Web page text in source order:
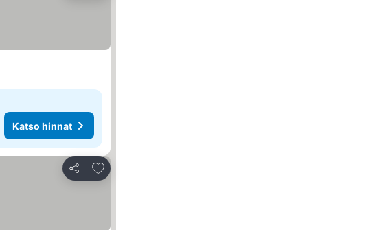
Katso hinnat
Jaa
Lisää suosikkeihin